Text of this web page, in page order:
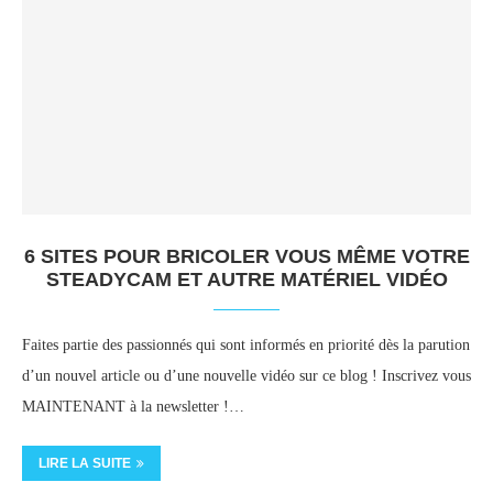
6 SITES POUR BRICOLER VOUS MÊME VOTRE
STEADYCAM ET AUTRE MATÉRIEL VIDÉO
Faites partie des passionnés qui sont informés en priorité dès la parution
d’un nouvel article ou d’une nouvelle vidéo sur ce blog ! Inscrivez vous
MAINTENANT à la newsletter !…
LIRE LA SUITE